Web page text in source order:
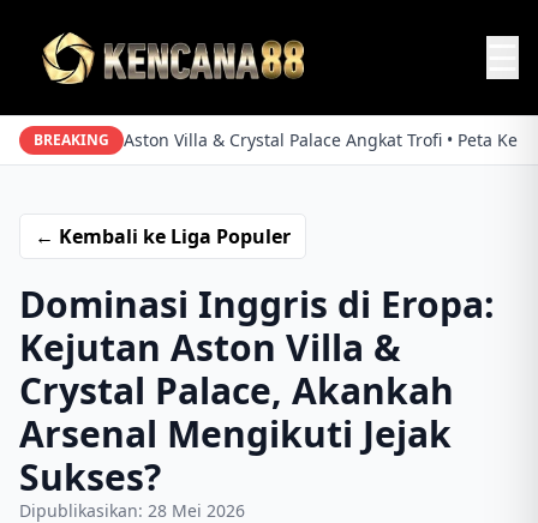
BREAKING
• Aston Villa & Crystal Palace Angkat Trofi • Peta Kekuatan
← Kembali ke Liga Populer
Dominasi Inggris di Eropa:
Kejutan Aston Villa &
Crystal Palace, Akankah
Arsenal Mengikuti Jejak
Sukses?
Dipublikasikan: 28 Mei 2026